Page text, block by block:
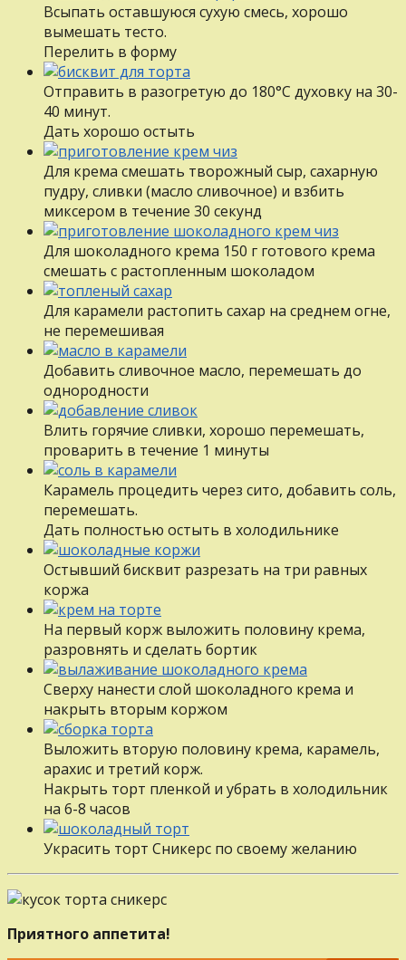
Всыпать оставшуюся сухую смесь, хорошо
вымешать тесто.
Перелить в форму
Отправить в разогретую до 180°С духовку на 30-
40 минут.
Дать хорошо остыть
Для крема смешать творожный сыр, сахарную
пудру, сливки (масло сливочное) и взбить
миксером в течение 30 секунд
Для шоколадного крема 150 г готового крема
смешать с растопленным шоколадом
Для карамели растопить сахар на среднем огне,
не перемешивая
Добавить сливочное масло, перемешать до
однородности
Влить горячие сливки, хорошо перемешать,
проварить в течение 1 минуты
Карамель процедить через сито, добавить соль,
перемешать.
Дать полностью остыть в холодильнике
Остывший бисквит разрезать на три равных
коржа
На первый корж выложить половину крема,
разровнять и сделать бортик
Сверху нанести слой шоколадного крема и
накрыть вторым коржом
Выложить вторую половину крема, карамель,
арахис и третий корж.
Накрыть торт пленкой и убрать в холодильник
на 6-8 часов
Украсить торт Сникерс по своему желанию
Приятного аппетита!